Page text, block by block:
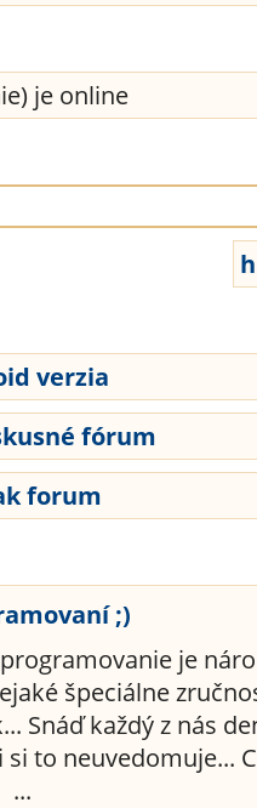
je online
verzia
fórum
forum
;)
je
špeciálne
Snáď každý z nás
to neuvedomuje...
...